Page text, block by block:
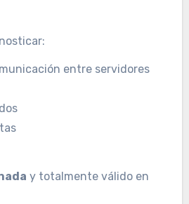
entre servidores
y totalmente válido en